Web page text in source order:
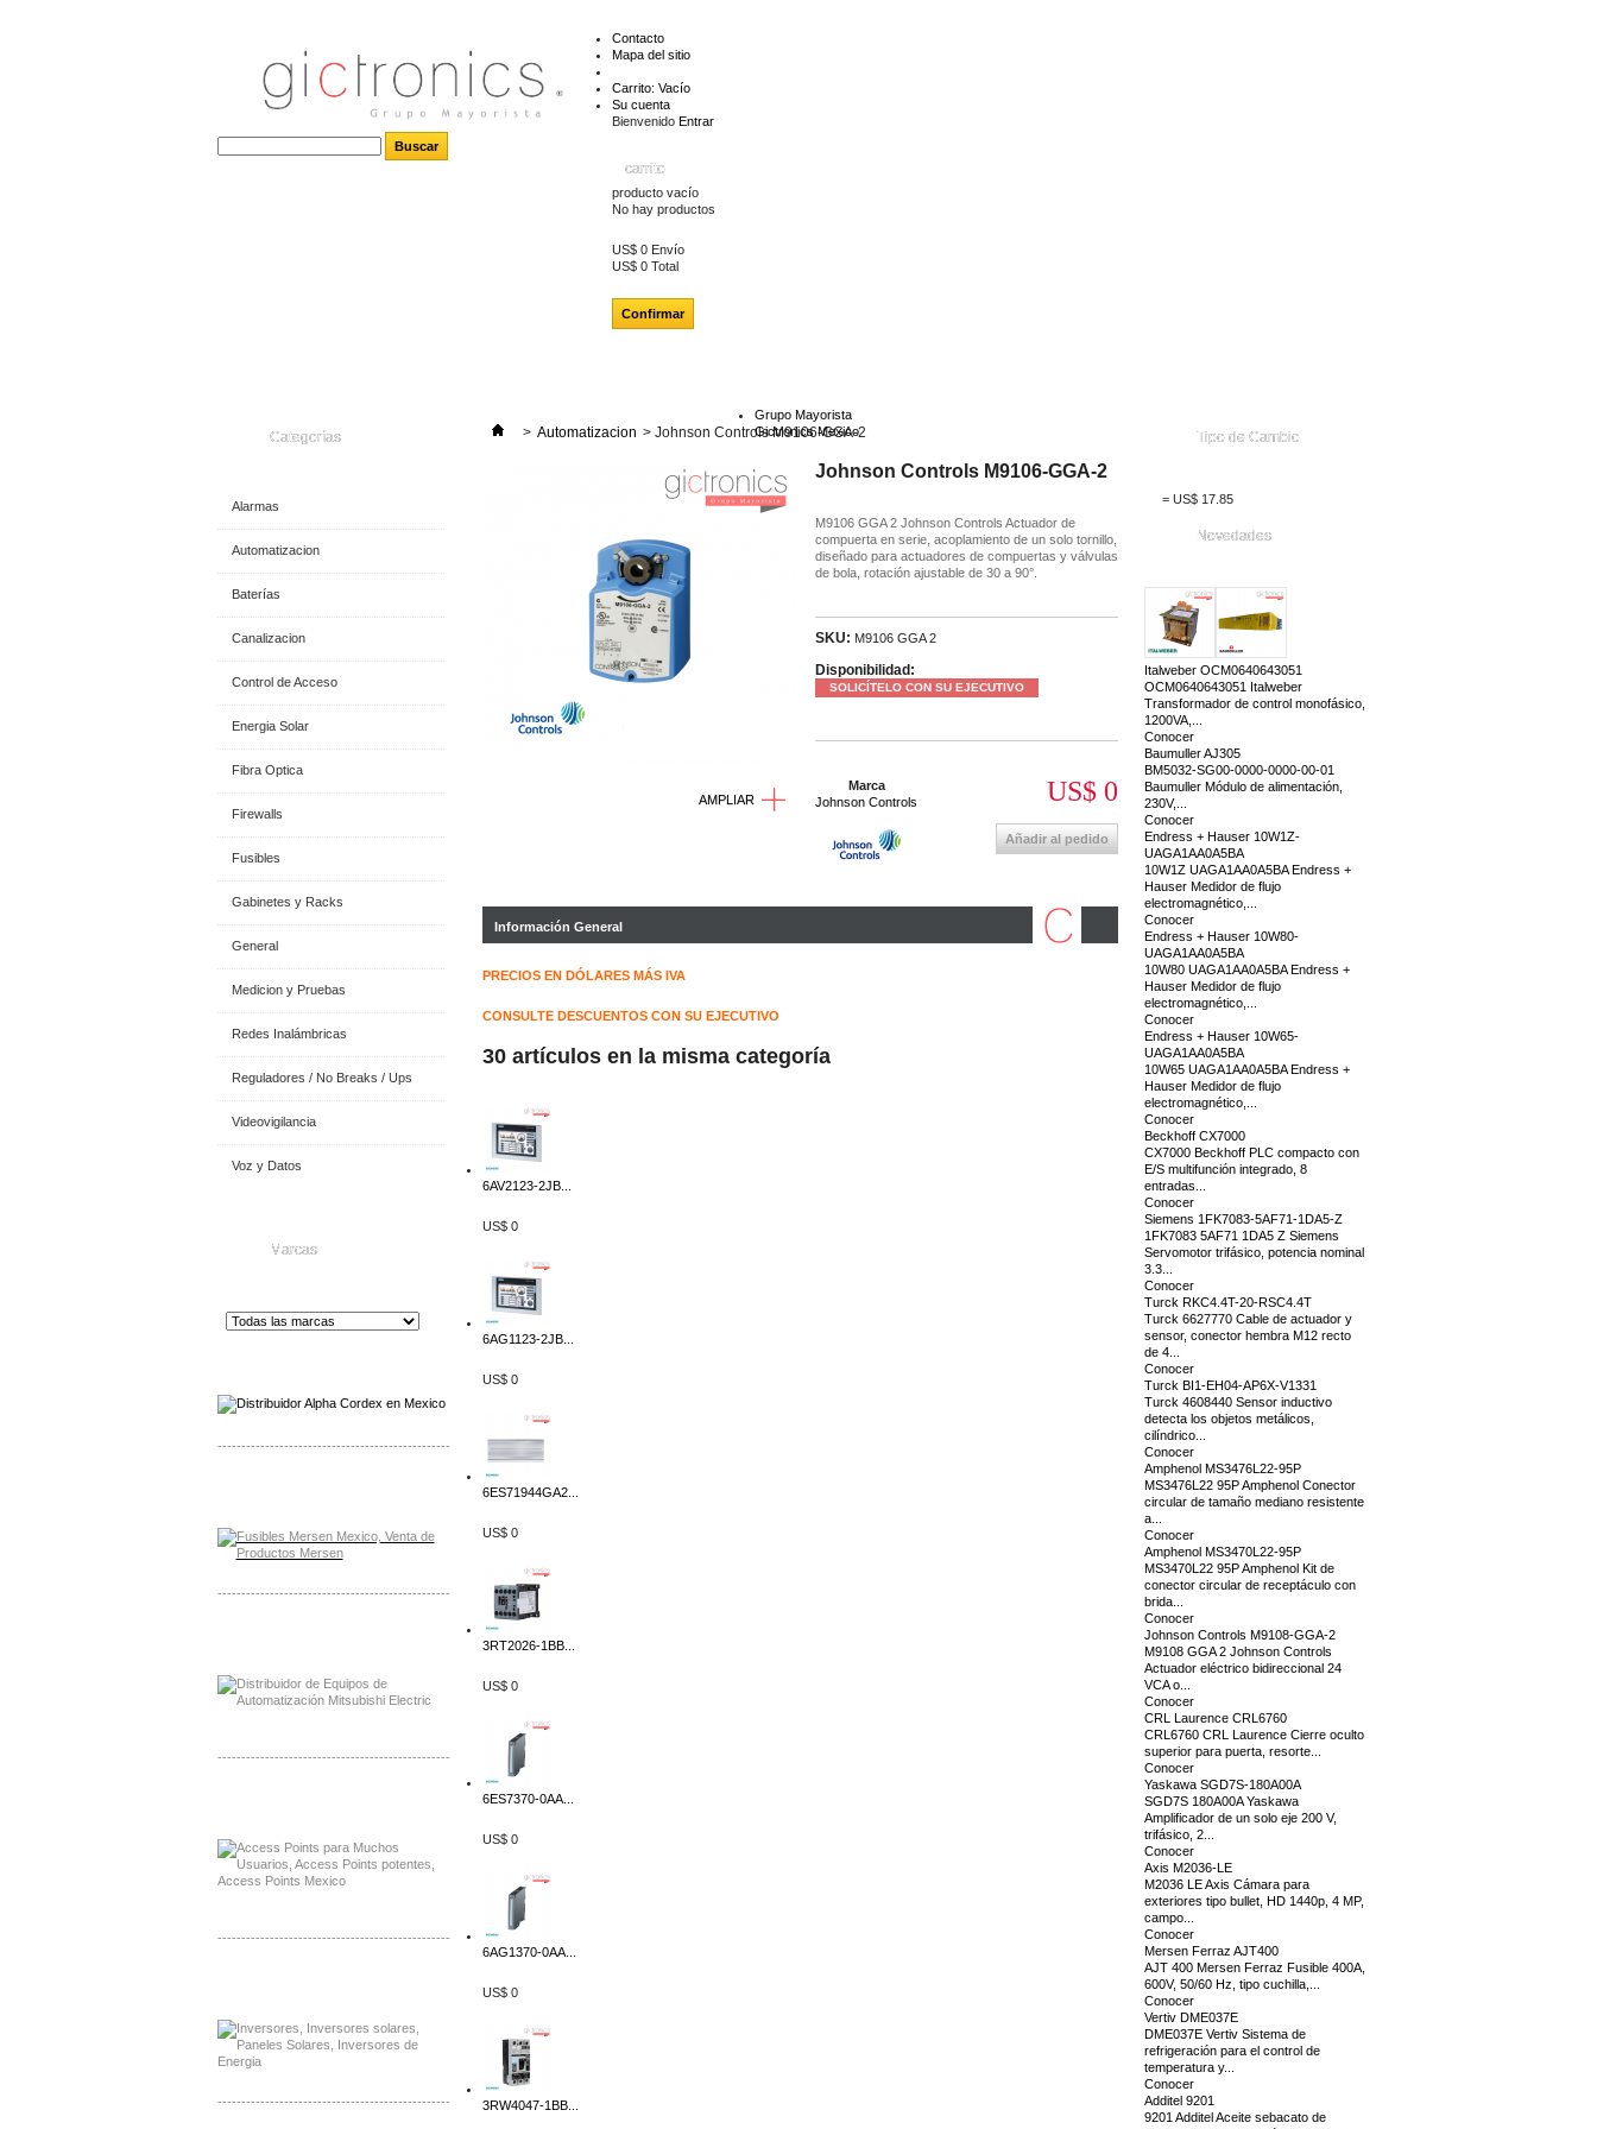
Contacto
Mapa del sitio
Carrito: Vacío
Su cuenta
Bienvenido Entrar
carrito
producto vacío
No hay productos
US$ 0 Envío
US$ 0 Total
Confirmar
Grupo Mayorista
Gictronics Mexico
Categorías
Alarmas
Automatizacion
Baterías
Canalizacion
Control de Acceso
Energia Solar
Fibra Optica
Firewalls
Fusibles
Gabinetes y Racks
General
Medicion y Pruebas
Redes Inalámbricas
Reguladores / No Breaks / Ups
Videovigilancia
Voz y Datos
Marcas
-------------------------------------------------
-------------------------------------------------
-------------------------------------------------
-------------------------------------------------
-------------------------------------------------
> Automatizacion > Johnson Controls M9106-GGA-2
AMPLIAR
Johnson Controls M9106-GGA-2
M9106 GGA 2 Johnson Controls Actuador de
compuerta en serie, acoplamiento de un solo tornillo,
diseñado para actuadores de compuertas y válvulas
de bola, rotación ajustable de 30 a 90°.
SKU: M9106 GGA 2
Disponibilidad:
SOLICÍTELO CON SU EJECUTIVO
US$ 0
Añadir al pedido
Marca
Johnson Controls
Información General
PRECIOS EN DÓLARES MÁS IVA
CONSULTE DESCUENTOS CON SU EJECUTIVO
30 artículos en la misma categoría
6AV2123-2JB...
US$ 0
6AG1123-2JB...
US$ 0
6ES71944GA2...
US$ 0
3RT2026-1BB...
US$ 0
6ES7370-0AA...
US$ 0
6AG1370-0AA...
US$ 0
3RW4047-1BB...
Tipo de Cambio
= US$17.85
Novedades
Italweber OCM0640643051
OCM0640643051 Italweber
Transformador de control monofásico,
1200VA,...
Conocer
Baumuller AJ305
BM5032-SG00-0000-0000-00-01
Baumuller Módulo de alimentación,
230V,...
Conocer
Endress + Hauser 10W1Z-
UAGA1AA0A5BA
10W1Z UAGA1AA0A5BA Endress +
Hauser Medidor de flujo
electromagnético,...
Conocer
Endress + Hauser 10W80-
UAGA1AA0A5BA
10W80 UAGA1AA0A5BA Endress +
Hauser Medidor de flujo
electromagnético,...
Conocer
Endress + Hauser 10W65-
UAGA1AA0A5BA
10W65 UAGA1AA0A5BA Endress +
Hauser Medidor de flujo
electromagnético,...
Conocer
Beckhoff CX7000
CX7000 Beckhoff PLC compacto con
E/S multifunción integrado, 8
entradas...
Conocer
Siemens 1FK7083-5AF71-1DA5-Z
1FK7083 5AF71 1DA5 Z Siemens
Servomotor trifásico, potencia nominal
3.3...
Conocer
Turck RKC4.4T-20-RSC4.4T
Turck 6627770 Cable de actuador y
sensor, conector hembra M12 recto
de 4...
Conocer
Turck BI1-EH04-AP6X-V1331
Turck 4608440 Sensor inductivo
detecta los objetos metálicos,
cilíndrico...
Conocer
Amphenol MS3476L22-95P
MS3476L22 95P Amphenol Conector
circular de tamaño mediano resistente
a...
Conocer
Amphenol MS3470L22-95P
MS3470L22 95P Amphenol Kit de
conector circular de receptáculo con
brida...
Conocer
Johnson Controls M9108-GGA-2
M9108 GGA 2 Johnson Controls
Actuador eléctrico bidireccional 24
VCA o...
Conocer
CRL Laurence CRL6760
CRL6760 CRL Laurence Cierre oculto
superior para puerta, resorte...
Conocer
Yaskawa SGD7S-180A00A
SGD7S 180A00A Yaskawa
Amplificador de un solo eje 200 V,
trifásico, 2...
Conocer
Axis M2036-LE
M2036 LE Axis Cámara para
exteriores tipo bullet, HD 1440p, 4 MP,
campo...
Conocer
Mersen Ferraz AJT400
AJT 400 Mersen Ferraz Fusible 400A,
600V, 50/60 Hz, tipo cuchilla,...
Conocer
Vertiv DME037E
DME037E Vertiv Sistema de
refrigeración para el control de
temperatura y...
Conocer
Additel 9201
9201 Additel Aceite sebacato de